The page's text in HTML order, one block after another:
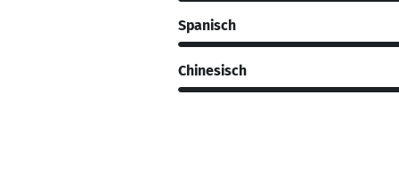
Spanisch
Chinesisch